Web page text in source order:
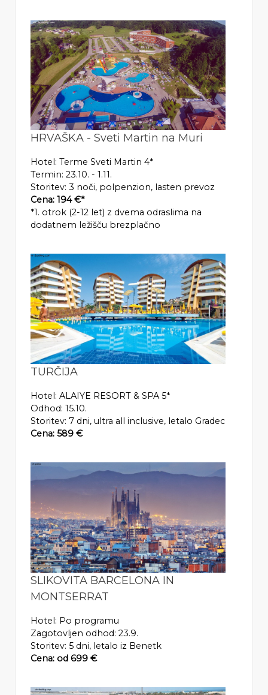
HRVAŠKA - Sveti Martin na Muri
Hotel: Terme Sveti Martin 4*
Termin: 23.10. - 1.11.
Storitev: 3 noči, polpenzion, lasten prevoz
Cena: 194 €*
*1. otrok (2-12 let) z dvema odraslima na
dodatnem ležišču brezplačno
TURČIJA
Hotel: ALAIYE RESORT & SPA 5*
Odhod: 15.10.
Storitev: 7 dni, ultra all inclusive, letalo Gradec
Cena: 589 €
SLIKOVITA BARCELONA IN
MONTSERRAT
Hotel: Po programu
Zagotovljen odhod: 23.9.
Storitev: 5 dni, letalo iz Benetk
Cena: od 699 €